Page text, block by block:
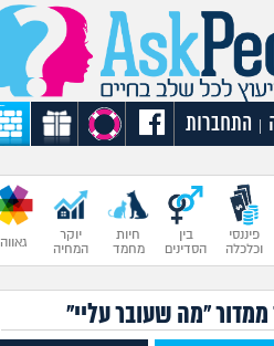
התחברות
פיננסי
וכלכלה
בין
הסדינים
חיות
מחמד
יוקר
המחיה
גאווה
ממדור "מה שעובר עליי"